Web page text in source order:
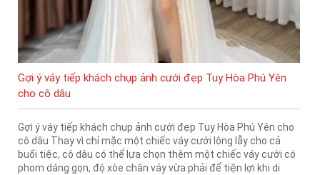
Gợi ý váy tiếp khách chụp ảnh cưới đẹp Tuy Hòa Phú Yên
cho cô dâu
Gợi ý váy tiếp khách chụp ảnh cưới đẹp Tuy Hòa Phú Yên cho
cô dâu Thay vì chỉ mặc một chiếc váy cưới lộng lẫy cho cả
buổi tiệc, cô dâu có thể lựa chọn thêm một chiếc váy cưới có
phom dáng gọn, độ xòe chân váy vừa phải để tiện lợi khi di